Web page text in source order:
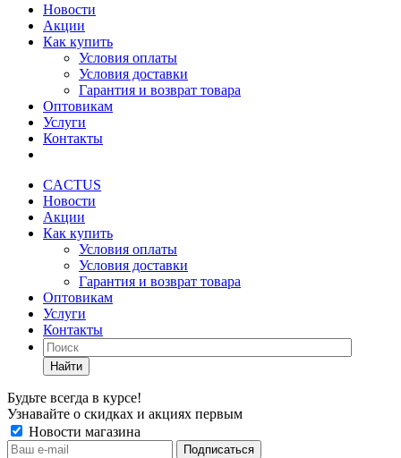
Новости
Акции
Как купить
Условия оплаты
Условия доставки
Гарантия и возврат товара
Оптовикам
Услуги
Контакты
CACTUS
Новости
Акции
Как купить
Условия оплаты
Условия доставки
Гарантия и возврат товара
Оптовикам
Услуги
Контакты
Найти
Будьте всегда в курсе!
Узнавайте о скидках и акциях первым
Новости магазина